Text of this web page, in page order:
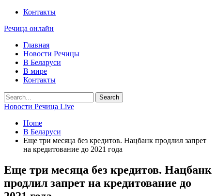
Контакты
Речица онлайн
Главная
Новости Речицы
В Беларуси
В мире
Контакты
Новости Речица Live
Home
В Беларуси
Еще три месяца без кредитов. Нацбанк продлил запрет
на кредитование до 2021 года
Еще три месяца без кредитов. Нацбанк
продлил запрет на кредитование до